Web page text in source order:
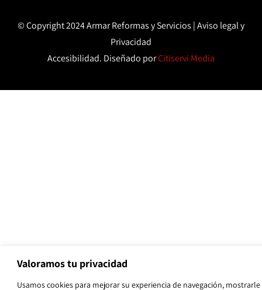
Valoramos tu privacidad
Usamos cookies para mejorar su experiencia de navegación, mostrarle
© Copyright 2024 Armar Reformas y Servicios |Aviso legal y
Privacidad
Accesibilidad. Diseñado porCitiservi Media